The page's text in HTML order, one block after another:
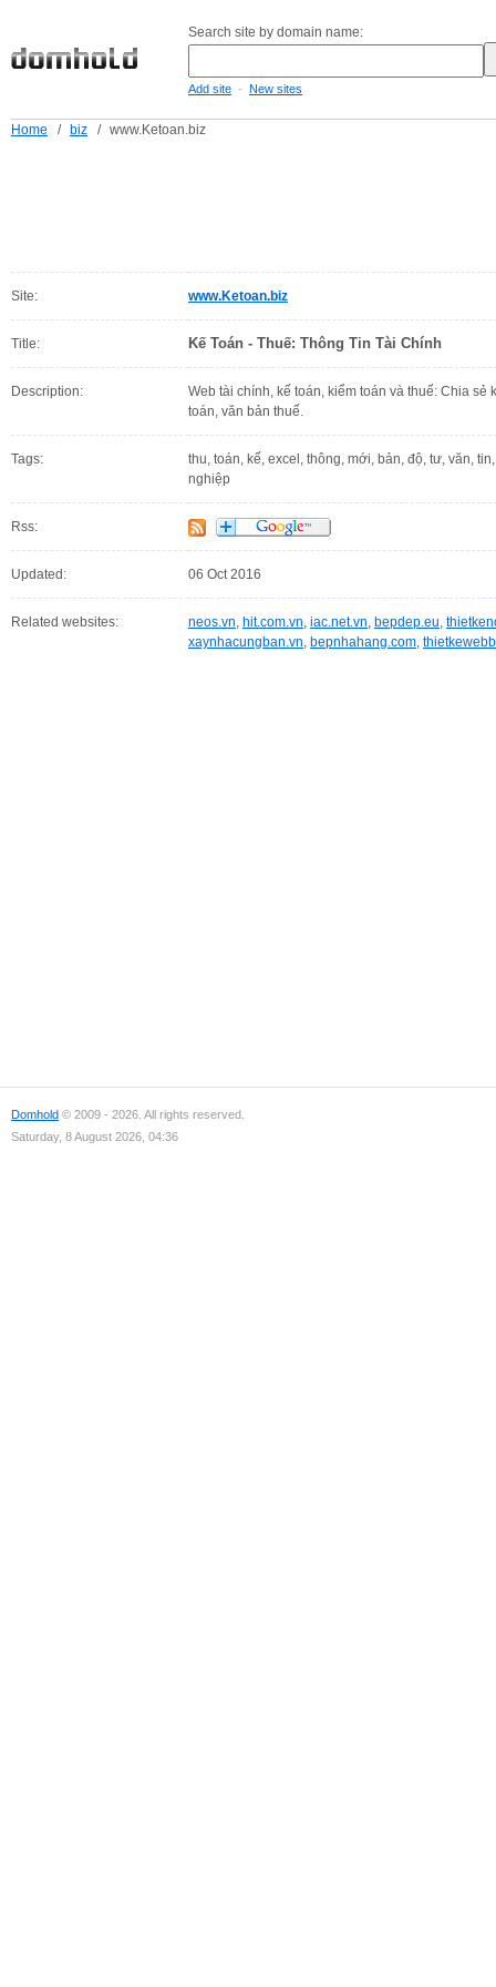
Search site by domain name:
Add site - New sites
Home / biz / www.Ketoan.biz
Site: www.Ketoan.biz
Title: Kế Toán - Thuế: Thông Tin Tài Chính
Description:
Web tài chính, kế toán, kiểm toán và thuế: Chia
toán, văn bản thuế.
Tags:
thu, toán, kế, excel, thông, mới, bản, độ, tư, văn,
nghiệp
Rss:
Updated: 06 Oct 2016
Related websites: neos.vn, hit.com.vn, iac.net.vn, bepdep.eu,
xaynhacungban.vn, bepnhahang.com,
Domhold © 2009 - 2026. All rights reserved.
Saturday, 8 August 2026, 04:36